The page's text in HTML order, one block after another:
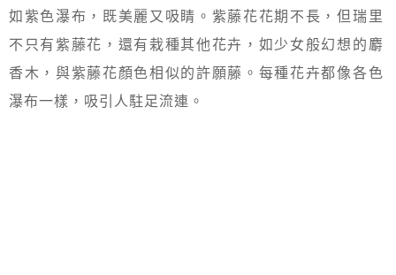
如紫色瀑布，既美麗又吸睛。紫藤花花期不長，但瑞里
不只有紫藤花，還有栽種其他花卉，如少女般幻想的麝
香木，與紫藤花顏色相似的許願藤。每種花卉都像各色
瀑布一樣，吸引人駐足流連。